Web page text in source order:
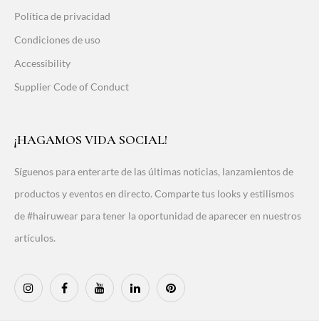
Política de privacidad
Condiciones de uso
Accessibility
Supplier Code of Conduct
¡HAGAMOS VIDA SOCIAL!
Síguenos para enterarte de las últimas noticias, lanzamientos de
productos y eventos en directo. Comparte tus looks y estilismos
de #hairuwear para tener la oportunidad de aparecer en nuestros
artículos.